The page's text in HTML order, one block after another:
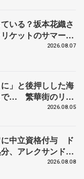
いる？坂本花織さ
ケットのサマーキ
はたくさん試合に
2026.08.07
」と後押しした海
で… 繁華街のリン
さんも味方に 小林
2026.08.05
に中立資格付与 ド
、アレクサンド
2026.08.08